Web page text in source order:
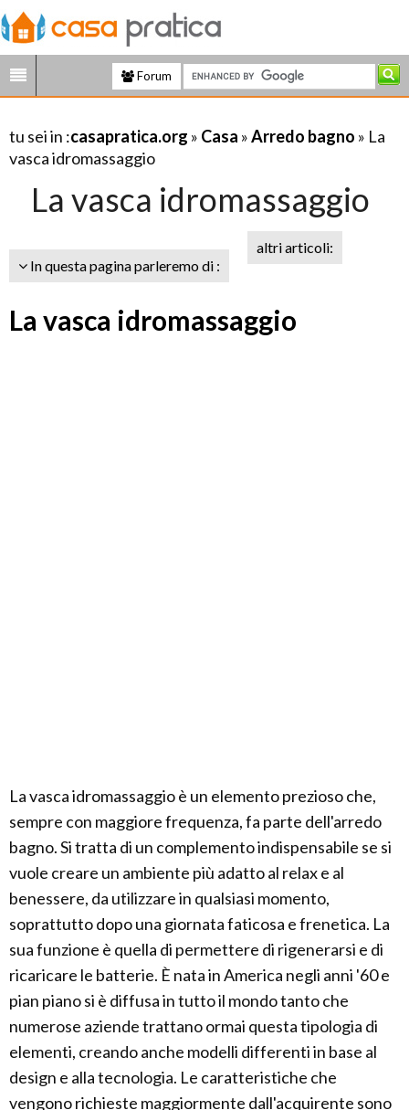
Forum
tu sei in :casapratica.org » Casa »Arredo bagno » La
vasca idromassaggio
La vasca idromassaggio
In questa pagina parleremo di :
altri articoli:
La vasca idromassaggio
La vasca idromassaggio è un elemento prezioso che,
sempre con maggiore frequenza, fa parte dell'arredo
bagno. Si tratta di un complemento indispensabile se si
vuole creare un ambiente più adatto al relax e al
benessere, da utilizzare in qualsiasi momento,
soprattutto dopo una giornata faticosa e frenetica. La
sua funzione è quella di permettere di rigenerarsi e di
ricaricare le batterie. È nata in America negli anni '60 e
pian piano si è diffusa in tutto il mondo tanto che
numerose aziende trattano ormai questa tipologia di
elementi, creando anche modelli differenti in base al
design e alla tecnologia. Le caratteristiche che
vengono richieste maggiormente dall'acquirente sono